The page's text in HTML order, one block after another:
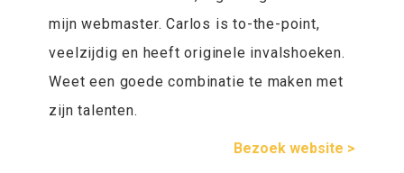
mijn webmaster. Carlos is to-the-point,
veelzijdig en heeft originele invalshoeken.
Weet een goede combinatie te maken met
zijn talenten.
Bezoek website >